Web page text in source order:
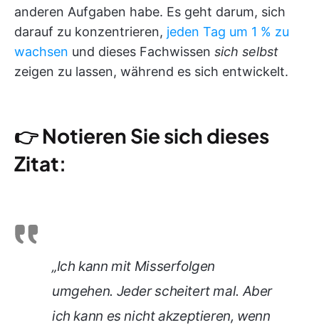
anderen Aufgaben habe. Es geht darum, sich
darauf zu konzentrieren, jeden Tag um 1 % zu
wachsen und dieses Fachwissen sich selbst
zeigen zu lassen, während es sich entwickelt.
👉Notieren Sie sich dieses
Zitat:
„Ich kann mit Misserfolgen
umgehen. Jeder scheitert mal. Aber
ich kann es nicht akzeptieren, wenn